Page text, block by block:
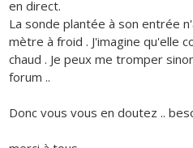
en direct.
La sonde plantée à son entrée
mètre à froid . J'imagine qu'elle
chaud . Je peux me tromper
forum ..
Donc vous vous en doutez ..